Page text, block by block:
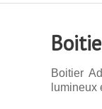
Boitier
lumineux